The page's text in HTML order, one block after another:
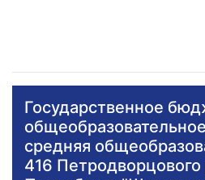
Государственное
средняя
416